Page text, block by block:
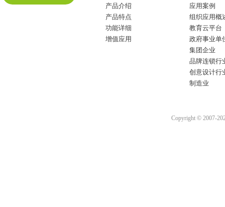
产品介绍
产品特点
功能详细
增值应用
应用案例
组织应用概
教育云平台
政府事业单
集团企业
品牌连锁行
创意设计行
制造业
Copyright © 2007-